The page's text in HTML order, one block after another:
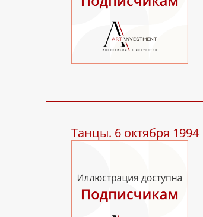
Танцы. 6 октября 1994